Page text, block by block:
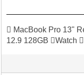
 MacBook Pro 13"
12.9 128GB Watch